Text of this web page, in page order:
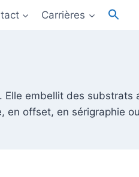
Carrières
embellit des substrats
en offset, en sérigraphie